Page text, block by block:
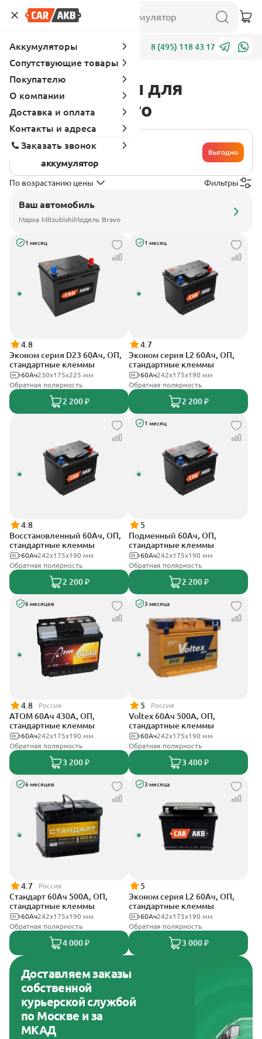
Адреса 8 (495) 118 43 17
Аккумуляторы для
Mitsubishi Bravo
Хочу сдать
свой
аккумулятор
Выгодно
По возрастанию цены Фильтры
Ваш автомобиль
Марка MitsubishiМодель Bravo
1 месяц
4.8
Эконом серия D23 60Ач, ОП,
стандартные клеммы
230x175x225 мм
60Ач
Обратная полярность
2 200 ₽
1 месяц
4.7
Эконом серия L2 60Ач, ОП,
стандартные клеммы
242х175х190 мм
60Ач
Обратная полярность
2 200 ₽
4.8
Восстановленный 60Ач, ОП,
стандартные клеммы
242х175х190 мм
60Ач
Обратная полярность
2 200 ₽
1 месяц
5
Подменный 60Ач, ОП,
стандартные клеммы
242х175х190 мм
60Ач
Обратная полярность
2 200 ₽
6 месяцев
4.8 Россия
АТОМ 60Ач 430А, ОП,
стандартные клеммы
242х175х190 мм
60Ач
Обратная полярность
3 200 ₽
3 месяца
5 Россия
Voltex 60Ач 500А, ОП,
стандартные клеммы
242х175х190 мм
60Ач
Обратная полярность
3 400 ₽
6 месяцев
4.7 Россия
Стандарт 60Ач 500А, ОП,
стандартные клеммы
242x175x190 мм
60Ач
Обратная полярность
4 000 ₽
3 месяца
5
Эконом серия L2 60Ач, ОП,
стандартные клеммы
242х175х190 мм
60Ач
Обратная полярность
3 000 ₽
Доставляем заказы
собственной
курьерской службой
по Москве и за
МКАД
Аккумуляторы
Сопутствующие товары
Покупателю
О компании
Доставка и оплата
Контакты и адреса
Заказать звонок